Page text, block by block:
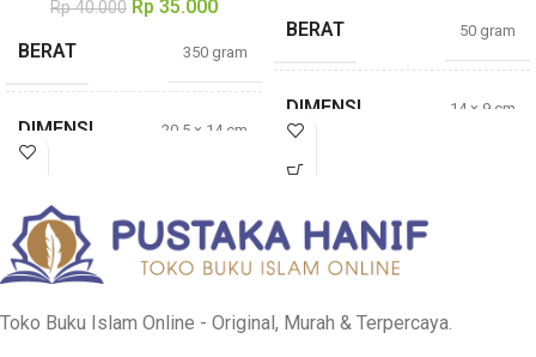
Rp40.000 Rp 35.000
BERAT 350 gram
DIMENSI 20,5 × 14 cm
TEBAL
BERAT
50 gram
DIMENSI 14 × 9 cm
PENULIS
Toko Buku Islam Online - Original, Murah & Terpercaya.